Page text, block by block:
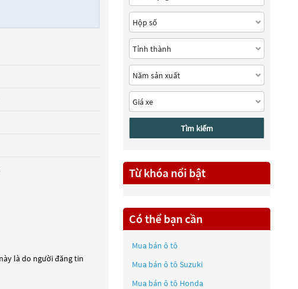
là do người đăng tin
Tìm kiếm
Từ khóa nổi bật
Có thể bạn cần
Mua bán ô tô
Mua bán ô tô Suzuki
Mua bán ô tô Honda